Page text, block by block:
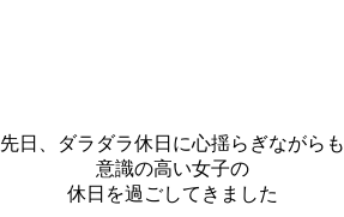
先日、ダラダラ休日に心揺らぎながらも
意識の高い女子の
休日を過ごしてきました